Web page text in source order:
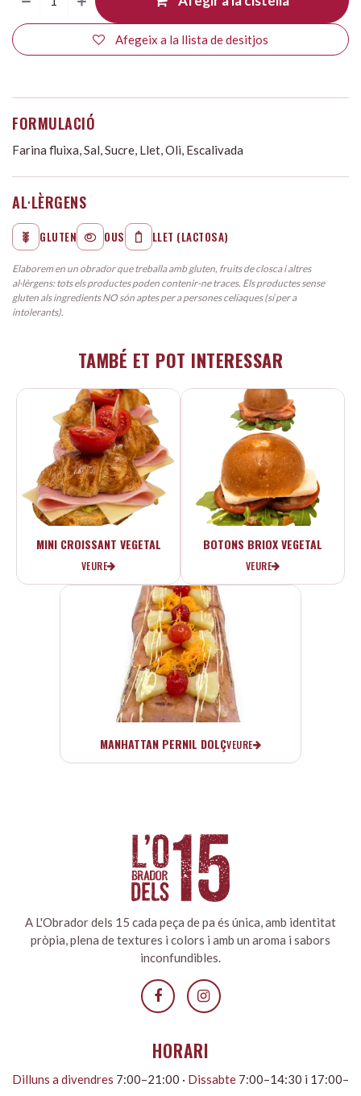
Afegeix a la llista de desitjos
FORMULACIÓ
Farina fluixa, Sal, Sucre, Llet, Oli, Escalivada
AL·LÈRGENS
GLUTEN OUS LLET (LACTOSA)
Elaborem en un obrador que treballa amb gluten, fruits de closca i altres
al·lèrgens: tots els productes poden contenir-ne traces. Els productes sense
gluten als ingredients NO són aptes per a persones celíaques (sí per a
intolerants).
TAMBÉ ET POT INTERESSAR
MINI CROISSANT VEGETAL
VEURE
BOTONS BRIOX VEGETAL
VEURE
MANHATTAN PERNIL DOLÇVEURE
A L'Obrador dels 15 cada peça de pa és única, amb identitat
pròpia, plena de textures i colors i amb un aroma i sabors
inconfundibles.
HORARI
Dilluns a divendres 7:00–21:00 · Dissabte 7:00–14:30 i 17:00–